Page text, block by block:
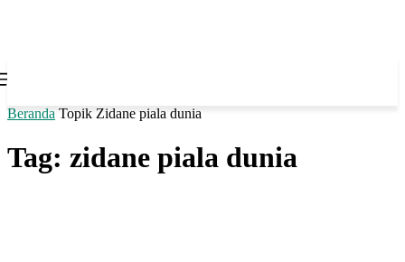
Beranda Topik Zidane piala dunia
Tag: zidane piala dunia